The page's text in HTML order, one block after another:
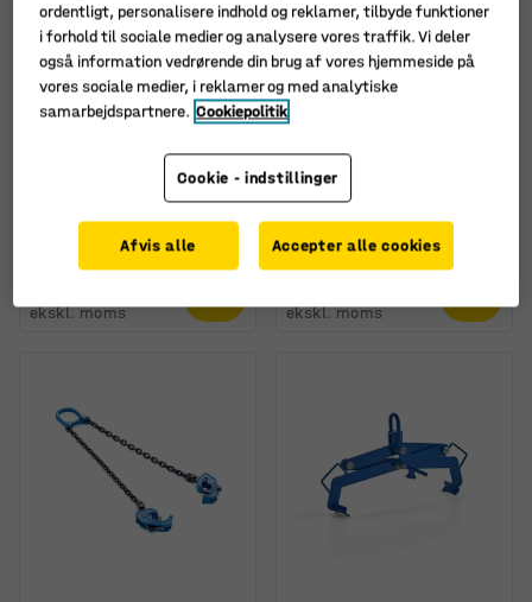
plastiktønde, 120°
hældning, 400 kg
30138
ekskl. moms
tønder, 350 kg
Art. nr.:30120
ekskl. moms
ordentligt, personalisere indhold og reklamer, tilbyde funktioner
i forhold til sociale medier og analysere vores traffik. Vi deler
også information vedrørende din brug af vores hjemmeside på
vores sociale medier, i reklamer og med analytiske
samarbejdspartnere. Cookiepolitik
Cookie - indstillinger
Afvis alle Accepter alle cookies